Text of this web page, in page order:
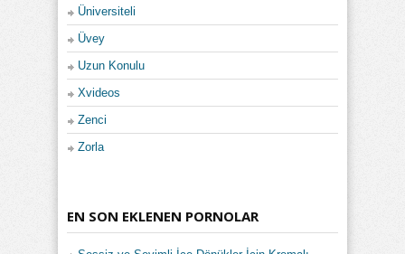
Üniversiteli
Üvey
Uzun Konulu
Xvideos
Zenci
Zorla
EN SON EKLENEN PORNOLAR